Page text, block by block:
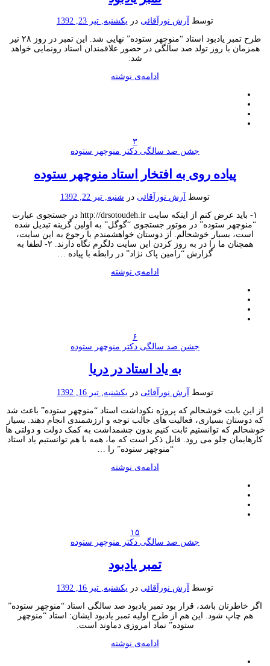
توسطآرش نورآقائی در یکشنبه, تیر 23, 1392
طرح تمبر یادبود استاد “منوچهر ستوده” نهایی شد. این تمبر در روز ۲۸ تیر
همزمان با روز تولد صد سالگی در حضور علاقمندان استاد رونمایی خواهد
شد:
ادامه‌ی نوشته
جشن صد سالگی دکتر منوچهر ستوده
پیاده روی به افتخار استاد منوچهر ستوده
توسطآرش نورآقائی در شنبه, تیر 22, 1392
۱- باید عرض کنم از اینکه سایت http://drsotoudeh.ir در جستجوی عبارت
“منوچهر ستوده” در موتور جستجوی “گوگل” به اولین گزینه تبدیل شده
است، بسیار خوشحالم. از دوستان خواهشمندم با رجوع به این سایت،
همچنان ما را در به روز کردن این سایت دلگرم نگاه دارند. ۲- لطفا به
گزارش “رامین پاک نژاد” در رابطه با پیاده …
ادامه‌ی نوشته
جشن صد سالگی دکتر منوچهر ستوده
به یاد استاد در دریا
توسطآرش نورآقائی در یکشنبه, تیر 16, 1392
از این بابت خوشحالم که پروژه نکوداشت استاد “منوچهر ستوده” باعث شد
که دوستان بسیاری، فعالیت های جالب توجه و ارزشمندی انجام دهند. بسیار
خوشحالم که توانستیم ثابت کنیم بدون چشمداشت به کمک دولت و دولتی ها
کارهایمان جلو می رود. قابل ذکر است که ما، همه با هم توانستیم یاد استاد
“منوچهر ستوده” را …
ادامه‌ی نوشته
۱۵
جشن صد سالگی دکتر منوچهر ستوده
تمبر یادبود
توسطآرش نورآقائی در یکشنبه, تیر 16, 1392
اگر خاطرتان باشد، قرار بود تمبر یادبود صد سالگی استاد “منوچهر ستوده”
هم چاپ شود. این هم از طرح اولیه تمبر یادبود ایشان: استاد “منوچهر
ستوده” نماد امروزی دماوند است.
ادامه‌ی نوشته